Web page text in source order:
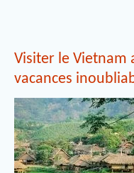
Visiter le Vietnam
vacances